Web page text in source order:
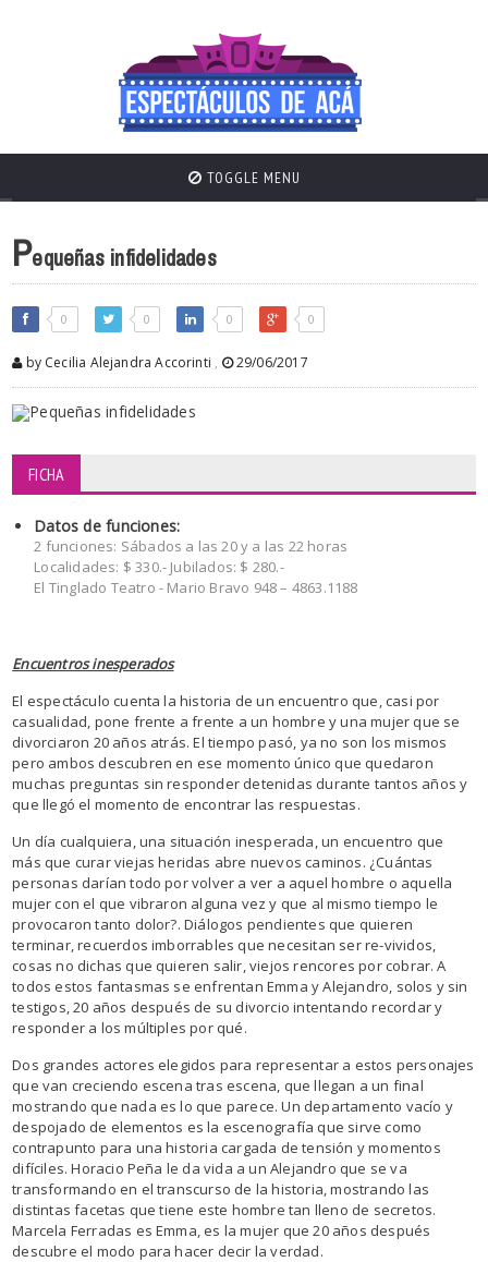
TOGGLE MENU
Pequeñas infidelidades
0 0 0 0
by Cecilia Alejandra Accorinti , 29/06/2017
FICHA
Datos de funciones:
2 funciones: Sábados a las 20 y a las 22 horas
Localidades: $ 330.- Jubilados: $ 280.-
El Tinglado Teatro - Mario Bravo 948 – 4863.1188
Encuentros inesperados
El espectáculo cuenta la historia de un encuentro que, casi por
casualidad, pone frente a frente a un hombre y una mujer que se
divorciaron 20 años atrás. El tiempo pasó, ya no son los mismos
pero ambos descubren en ese momento único que quedaron
muchas preguntas sin responder detenidas durante tantos años y
que llegó el momento de encontrar las respuestas.
Un día cualquiera, una situación inesperada, un encuentro que
más que curar viejas heridas abre nuevos caminos. ¿Cuántas
personas darían todo por volver a ver a aquel hombre o aquella
mujer con el que vibraron alguna vez y que al mismo tiempo le
provocaron tanto dolor?. Diálogos pendientes que quieren
terminar, recuerdos imborrables que necesitan ser re-vividos,
cosas no dichas que quieren salir, viejos rencores por cobrar. A
todos estos fantasmas se enfrentan Emma y Alejandro, solos y sin
testigos, 20 años después de su divorcio intentando recordar y
responder a los múltiples por qué.
Dos grandes actores elegidos para representar a estos personajes
que van creciendo escena tras escena, que llegan a un final
mostrando que nada es lo que parece. Un departamento vacío y
despojado de elementos es la escenografía que sirve como
contrapunto para una historia cargada de tensión y momentos
difíciles. Horacio Peña le da vida a un Alejandro que se va
transformando en el transcurso de la historia, mostrando las
distintas facetas que tiene este hombre tan lleno de secretos.
Marcela Ferradas es Emma, es la mujer que 20 años después
descubre el modo para hacer decir la verdad.